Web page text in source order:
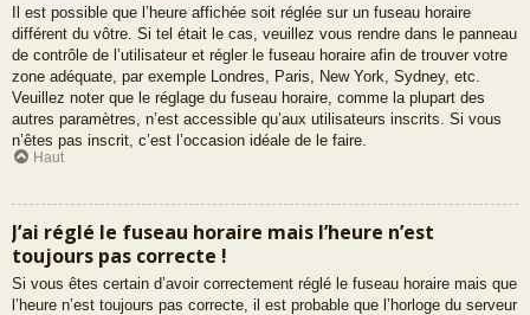
Il est possible que l’heure affichée soit réglée sur un fuseau horaire
différent du vôtre. Si tel était le cas, veuillez vous rendre dans le panneau
de contrôle de l’utilisateur et régler le fuseau horaire afin de trouver votre
zone adéquate, par exemple Londres, Paris, New York, Sydney, etc.
Veuillez noter que le réglage du fuseau horaire, comme la plupart des
autres paramètres, n’est accessible qu’aux utilisateurs inscrits. Si vous
n’êtes pas inscrit, c’est l’occasion idéale de le faire.
Haut
J’ai réglé le fuseau horaire mais l’heure n’est
toujours pas correcte !
Si vous êtes certain d’avoir correctement réglé le fuseau horaire mais que
l’heure n’est toujours pas correcte, il est probable que l’horloge du serveur